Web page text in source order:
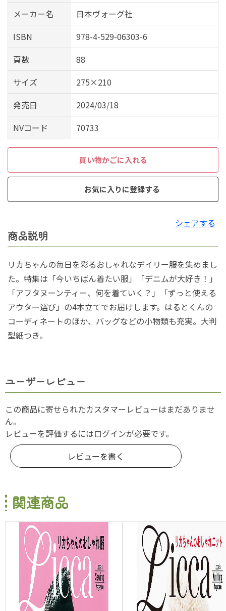
メーカー名
日本ヴォーグ社
ISBN
978-4-529-06303-6
頁数
88
サイズ
275×210
発売日
2024/03/18
NVコード
70733
買い物かごに入れる
お気に入りに登録する
シェアする
商品説明
リカちゃんの毎日を彩るおしゃれなデイリー服を集めまし
た。特集は「今いちばん着たい服」「デニムが大好き！」
「アフタヌーンティー、何を着ていく？」「ずっと使える
アウター選び」の4本立てでお届けします。はるとくんの
コーディネートのほか、バッグなどの小物類も充実。大判
型紙つき。
ユーザーレビュー
この商品に寄せられたカスタマーレビューはまだありませ
ん。
レビューを評価するにはログインが必要です。
レビューを書く
関連商品